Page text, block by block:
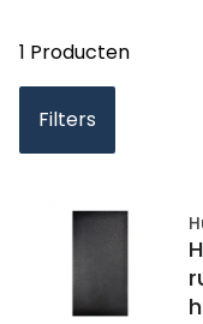
1 Producten
Filters